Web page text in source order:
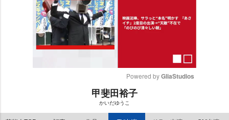
Powered by GliaStudios
甲斐田裕子
かいだゆうこ